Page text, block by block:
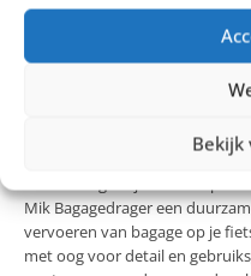
Bekijk
Mik Bagagedrager Mik
fietsaccessoire dat
Mik Bagagedrager een
vervoeren van bagage op je
met oog voor detail en